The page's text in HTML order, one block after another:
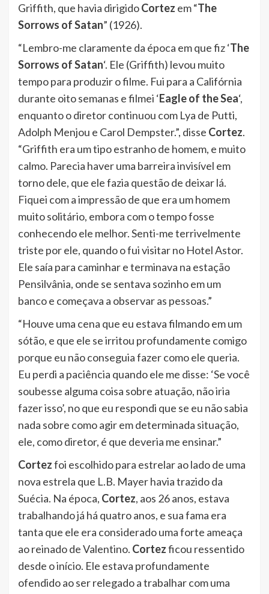
Griffith, que havia dirigidoCortez em “The
Sorrows of Satan” (1926).
“Lembro-me claramente da época em que fiz ‘The
Sorrows of Satan‘. Ele (Griffith) levou muito
tempo para produzir o filme. Fui para a Califórnia
durante oito semanas e filmei ‘Eagle of the Sea‘,
enquanto o diretor continuou com Lya de Putti,
Adolph Menjou e Carol Dempster.”, disse Cortez.
“Griffith era um tipo estranho de homem, e muito
calmo. Parecia haver uma barreira invisível em
torno dele, que ele fazia questão de deixar lá.
Fiquei com a impressão de que era um homem
muito solitário, embora com o tempo fosse
conhecendo ele melhor. Senti-me terrivelmente
triste por ele, quando o fui visitar no Hotel Astor.
Ele saía para caminhar e terminava na estação
Pensilvânia, onde se sentava sozinho em um
banco e começava a observar as pessoas.”
“Houve uma cena que eu estava filmando em um
sótão, e que ele se irritou profundamente comigo
porque eu não conseguia fazer como ele queria.
Eu perdi a paciência quando ele me disse: ‘Se você
soubesse alguma coisa sobre atuação, não iria
fazer isso’, no que eu respondi que se eu não sabia
nada sobre como agir em determinada situação,
ele, como diretor, é que deveria me ensinar.”
Cortezfoi escolhido para estrelar ao lado de uma
nova estrela que L.B. Mayer havia trazido da
Suécia. Na época, Cortez, aos 26 anos, estava
trabalhando já há quatro anos, e sua fama era
tanta que ele era considerado uma forte ameaça
ao reinado de Valentino. Cortezficou ressentido
desde o início. Ele estava profundamente
ofendido ao ser relegado a trabalhar com uma